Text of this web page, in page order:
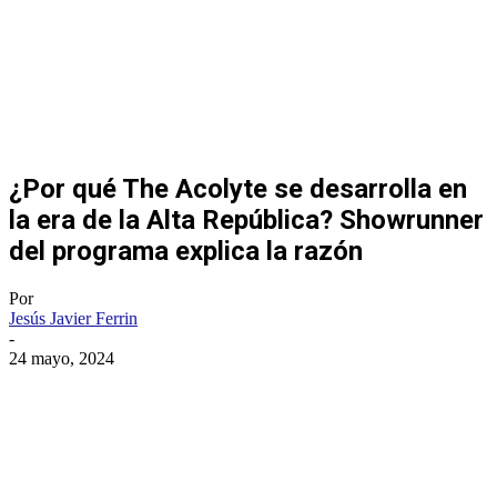
¿Por qué The Acolyte se desarrolla en
la era de la Alta República? Showrunner
del programa explica la razón
Por
Jesús Javier Ferrin
-
24 mayo, 2024